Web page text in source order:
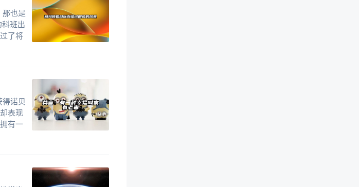
经验与读者分享。
，因此有着很重的校园情
大学生作演讲。经常有学
，甚至35岁的我何尝不是
般渴望成功，却找不到成
激情，但更需要掌控和
以帮助更多的朋友找到属
也是
班出
了将
诺贝
表现
有一